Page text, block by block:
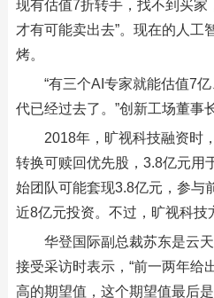
现有估值7折转手，找不到买家
才有可能卖出去”。现在的人工
烤。
“有三个AI专家就能估值7
代已经过去了。”创新工场董事
2018年，旷视科技融资时
转换可赎回优先股，3.8亿元用
始团队可能套现3.8亿元，参与
近8亿元投资。不过，旷视科技
华登国际副总裁苏东是云
接受采访时表示，“前一两年给
高的期望值，这个期望值最后